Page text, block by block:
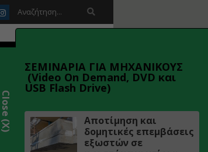
ΣΕΜΙΝΑΡΙΑ ΓΙΑ ΜΗΧΑΝΙΚΟΥΣ
(Video On Demand, DVD και
USB Flash Drive)
Αποτίμηση και
δομητικές επεμβάσεις
εξωστών σε
Close (X)